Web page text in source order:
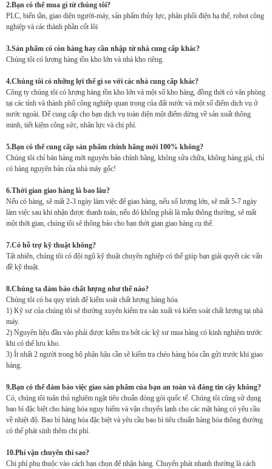
2.Bạn có thể mua gì từ chúng tôi?
PLC, biến tần, giao diện người-máy, sản phẩm thủy lực, phân phối điện hạ thế, robot công
nghiệp và các thành phần cốt lõi
3.Sản phẩm có còn hàng hay cần nhập từ nhà cung cấp khác?
Chúng tôi có lượng hàng tồn kho lớn và nhà kho riêng.
4.Chúng tôi có những lợi thế gì so với các nhà cung cấp khác?
Công ty chúng tôi có lượng hàng tồn kho lớn và một số kho hàng, đồng thời có văn phòng
tại các tỉnh và thành phố công nghiệp quan trọng của đất nước và một số điểm dịch vụ ở
nước ngoài. Để cung cấp cho bạn dịch vụ toàn diện một điểm dừng về sản xuất thông
minh, tiết kiệm công sức, nhân lực và chi phí.
5.Bạn có thể cung cấp sản phẩm chính hãng mới 100% không?
Chúng tôi chỉ bán hàng mới nguyên bản chính hãng, không sửa chữa, không hàng giả, chỉ
có hàng nguyên bản của nhà máy gốc!
6.Thời gian giao hàng là bao lâu?
Nếu có hàng, sẽ mất 2-3 ngày làm việc để giao hàng, nếu số lượng lớn, sẽ mất 5-7 ngày
làm việc sau khi nhận được thanh toán, nếu đó không phải là mẫu thông thường, sẽ mất
một thời gian, chúng tôi sẽ thông báo cho bạn thời gian giao hàng cụ thể.
7.Có hỗ trợ kỹ thuật không?
Tất nhiên, chúng tôi có đội ngũ kỹ thuật chuyên nghiệp có thể giúp bạn giải quyết các vấn
đề kỹ thuật.
8.Chúng ta đảm bảo chất lượng như thế nào?
Chúng tôi có ba quy trình để kiểm soát chất lượng hàng hóa.
1) Kỹ sư của chúng tôi sẽ thường xuyên kiểm tra sản xuất và kiểm soát chất lượng tại nhà
máy.
2) Nguyên liệu đầu vào phải được kiểm tra bởi các kỹ sư mua hàng có kinh nghiệm trước
khi có thể lưu kho.
3) Ít nhất 2 người trong bộ phận hậu cần sẽ kiểm tra chéo hàng hóa cần gửi trước khi giao
hàng.
9.Bạn có thể đảm bảo việc giao sản phẩm của bạn an toàn và đáng tin cậy không?
Có, chúng tôi tuân thủ nghiêm ngặt tiêu chuẩn đóng gói quốc tế. Chúng tôi cũng sử dụng
bao bì đặc biệt cho hàng hóa nguy hiểm và vận chuyển lạnh cho các mặt hàng có yêu cầu
về nhiệt độ. Bao bì hàng hóa đặc biệt và yêu cầu bao bì tiêu chuẩn hàng hóa thông thường
có thể phát sinh thêm chi phí.
10.Phí vận chuyển thì sao?
Chi phí phụ thuộc vào cách bạn chọn để nhận hàng. Chuyển phát nhanh thường là cách